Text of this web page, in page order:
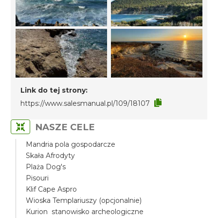
Link do tej strony:
https://www.salesmanual.pl/109/18107
NASZE CELE
Mandria pola gospodarcze
Skała Afrodyty
Plaża Dog's
Pisouri
Klif Cape Aspro
Wioska Templariuszy (opcjonalnie)
Kurion stanowisko archeologiczne